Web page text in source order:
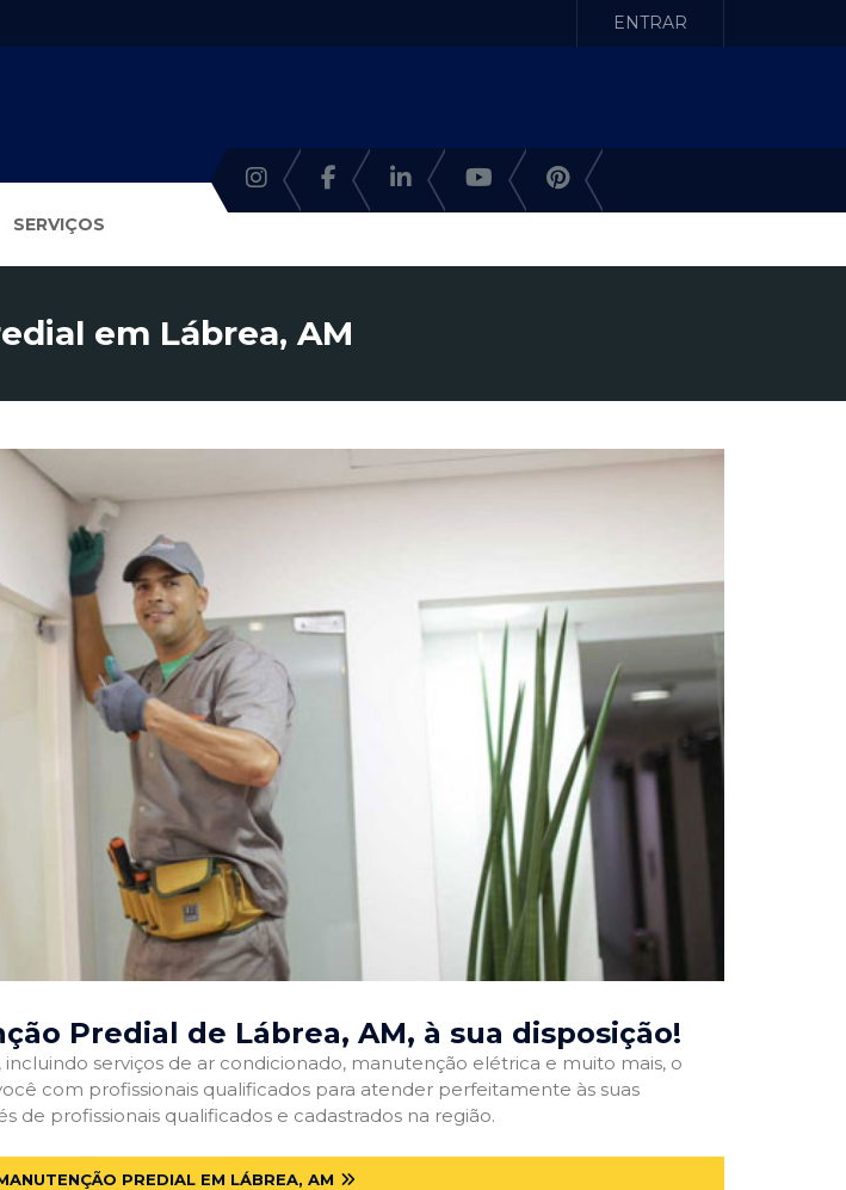
ENTRAR
SERVIÇOS
em Lábrea, AM
Predial de Lábrea, AM, à sua disposição!
, incluindo serviços de ar condicionado, manutenção elétrica e muito mais, o
com profissionais qualificados para atender perfeitamente às suas
de profissionais qualificados e cadastrados na região.
PREDIAL EM LÁBREA, AM